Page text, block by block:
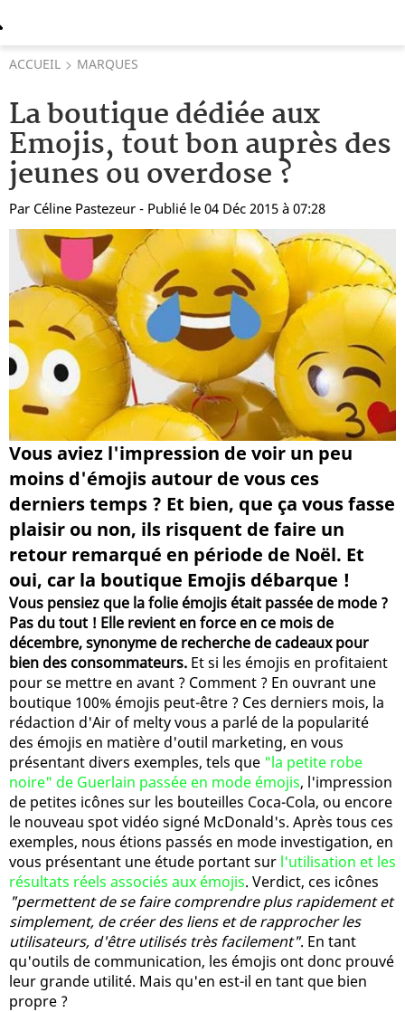
ACCUEIL MARQUES
La boutique dédiée aux
Emojis, tout bon auprès des
jeunes ou overdose ?
Par Céline Pastezeur - Publié le 04 Déc 2015 à 07:28
Vous aviez l'impression de voir un peu
moins d'émojis autour de vous ces
derniers temps ? Et bien, que ça vous fasse
plaisir ou non, ils risquent de faire un
retour remarqué en période de Noël. Et
oui, car la boutique Emojis débarque !
Vous pensiez que la folie émojis était passée de mode ?
Pas du tout ! Elle revient en force en ce mois de
décembre, synonyme de recherche de cadeaux pour
bien des consommateurs. Et si les émojis en profitaient
pour se mettre en avant ? Comment ? En ouvrant une
boutique 100% émojis peut-être ? Ces derniers mois, la
rédaction d'Air of melty vous a parlé de la popularité
des émojis en matière d'outil marketing, en vous
présentant divers exemples, tels que "la petite robe
noire" de Guerlain passée en mode émojis, l'impression
de petites icônes sur les bouteilles Coca-Cola, ou encore
le nouveau spot vidéo signé McDonald's. Après tous ces
exemples, nous étions passés en mode investigation, en
vous présentant une étude portant sur l'utilisation et les
résultats réels associés aux émojis. Verdict, ces icônes
"permettent de se faire comprendre plus rapidement et
simplement, de créer des liens et de rapprocher les
utilisateurs, d'être utilisés très facilement". En tant
qu'outils de communication, les émojis ont donc prouvé
leur grande utilité. Mais qu'en est-il en tant que bien
propre ?